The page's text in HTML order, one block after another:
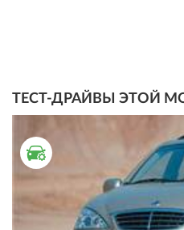
ТЕСТ-ДРАЙВЫ ЭТОЙ